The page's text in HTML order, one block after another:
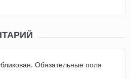
Обязательные поля